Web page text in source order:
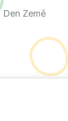
Den Země